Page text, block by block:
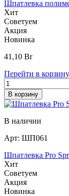
Шпатлевка
Хит
Советуем
Акция
Новинка
41,10 Br
Перейти в корзину
В корзину
В наличии
Арт: ШП061
Шпатлевка Pro
Хит
Советуем
Акция
Новинка